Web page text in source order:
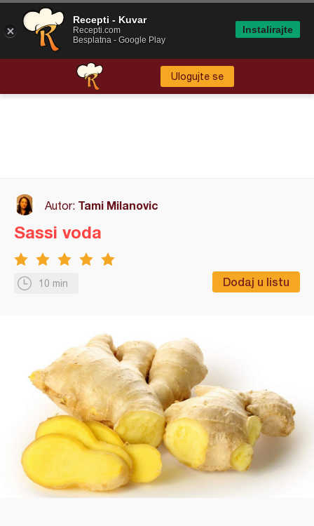
Ulogujte se
Autor: Tami Milanovic
10 min Dodaj u listu
Sassi voda
Recepti - Kuvar
Recepti.com
Besplatna - Google Play
Instalirajte